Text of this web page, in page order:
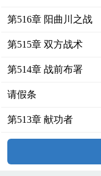
第516章 阳曲川之战
第515章 双方战术
第514章 战前布署
请假条
第513章 献功者